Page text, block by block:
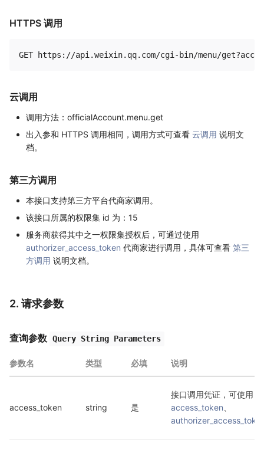
HTTPS 调用
云调用
调用方法：officialAccount.menu.get
出入参和 HTTPS 调用相同，调用方式可查看 云调用 说明文
档。
第三方调用
本接口支持第三方平台代商家调用。
该接口所属的权限集 id 为：15
服务商获得其中之一权限集授权后，可通过使用
authorizer_access_token 代商家进行调用，具体可查看 第三
方调用 说明文档。
2. 请求参数
查询参数 Query String Parameters
参数名 类型 必填 说明
access_token string 是
access_token